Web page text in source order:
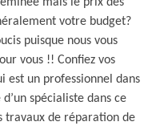
votre budget?
puisque nous vous
vous !! Confiez vos
est un professionnel dans
spécialiste dans ce
travaux de réparation de